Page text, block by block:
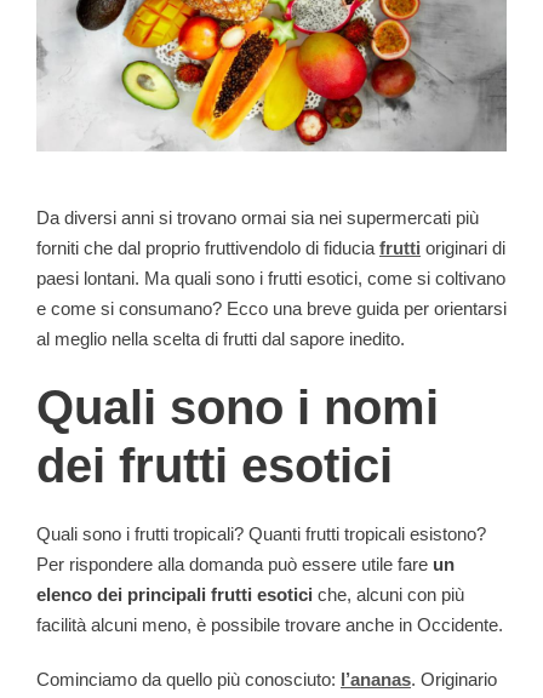
Da diversi anni si trovano ormai sia nei supermercati più
forniti che dal proprio fruttivendolo di fiducia frutti originari di
paesi lontani. Ma quali sono i frutti esotici, come si coltivano
e come si consumano? Ecco una breve guida per orientarsi
al meglio nella scelta di frutti dal sapore inedito.
Quali sono i nomi
dei frutti esotici
Quali sono i frutti tropicali? Quanti frutti tropicali esistono?
Per rispondere alla domanda può essere utile fare un
elenco dei principali frutti esotici che, alcuni con più
facilità alcuni meno, è possibile trovare anche in Occidente.
Cominciamo da quello più conosciuto: l’ananas. Originario